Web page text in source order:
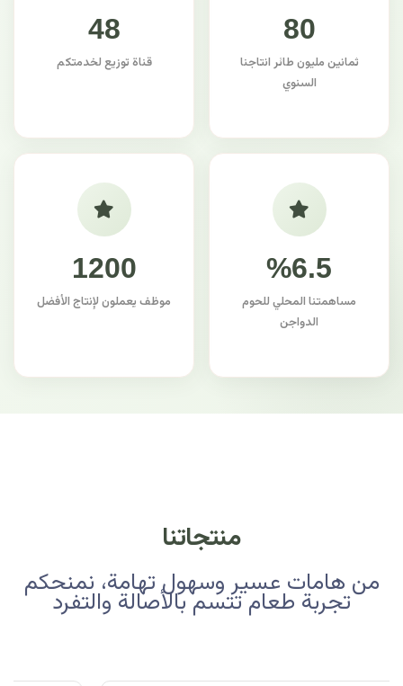
80
ثمانين مليون طائر انتاجنا
السنوي
48
قناة توزيع لخدمتكم
%6.5
مساهمتنا المحلي للحوم
الدواجن
1200
موظف يعملون لإنتاج الأفضل
منتجاتنا
من هامات عسير وسهول تهامة، نمنحكم
تجربة طعام تتسم بالأصالة والتفرد